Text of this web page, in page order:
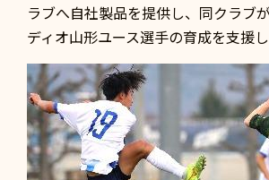
ラブへ自社製品を提供し、同クラブ
ディオ山形ユース選手の育成を支援し